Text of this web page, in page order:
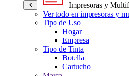
Impresoras y
Ver todo en impresoras y
Tipo de Uso
Hogar
Empresa
Tipo de Tinta
Botella
Cartucho